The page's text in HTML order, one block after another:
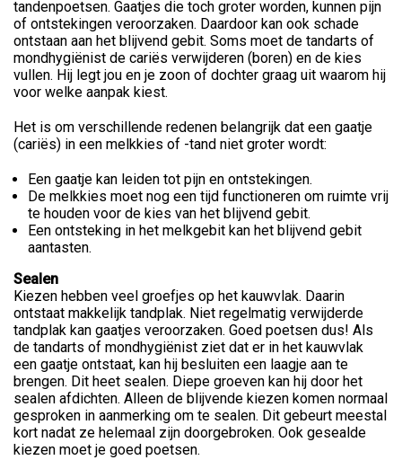
tandenpoetsen. Gaatjes die toch groter worden, kunnen pijn
of ontstekingen veroorzaken. Daardoor kan ook schade
ontstaan aan het blijvend gebit. Soms moet de tandarts of
mondhygiënist de cariës verwijderen (boren) en de kies
vullen. Hij legt jou en je zoon of dochter graag uit waarom hij
voor welke aanpak kiest.
Het is om verschillende redenen belangrijk dat een gaatje
(cariës) in een melkkies of -tand niet groter wordt:
Een gaatje kan leiden tot pijn en ontstekingen.
De melkkies moet nog een tijd functioneren om ruimte vrij
te houden voor de kies van het blijvend gebit.
Een ontsteking in het melkgebit kan het blijvend gebit
aantasten.
Sealen
Kiezen hebben veel groefjes op het kauwvlak. Daarin
ontstaat makkelijk tandplak. Niet regelmatig verwijderde
tandplak kan gaatjes veroorzaken. Goed poetsen dus! Als
de tandarts of mondhygiënist ziet dat er in het kauwvlak
een gaatje ontstaat, kan hij besluiten een laagje aan te
brengen. Dit heet sealen. Diepe groeven kan hij door het
sealen afdichten. Alleen de blijvende kiezen komen normaal
gesproken in aanmerking om te sealen. Dit gebeurt meestal
kort nadat ze helemaal zijn doorgebroken. Ook gesealde
kiezen moet je goed poetsen.